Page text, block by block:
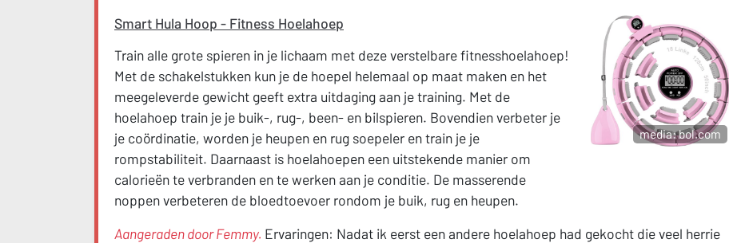
Smart Hula Hoop - Fitness Hoelahoep
Train alle grote spieren in je lichaam met deze verstelbare fitnesshoelahoep!
Met de schakelstukken kun je de hoepel helemaal op maat maken en het
meegeleverde gewicht geeft extra uitdaging aan je training. Met de
hoelahoep train je je buik-, rug-, been- en bilspieren. Bovendien verbeter je
je coördinatie, worden je heupen en rug soepeler en train je je
rompstabiliteit. Daarnaast is hoelahoepen een uitstekende manier om
calorieën te verbranden en te werken aan je conditie. De masserende
noppen verbeteren de bloedtoevoer rondom je buik, rug en heupen.
media: bol.com
Aangeraden door Femmy. Ervaringen: Nadat ik eerst een andere hoelahoep had gekocht die veel herrie